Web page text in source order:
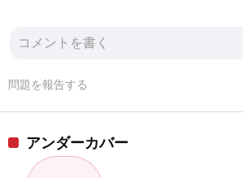
問題を報告する
アンダーカバー